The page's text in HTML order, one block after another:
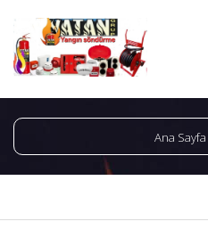
Ana Sayfa